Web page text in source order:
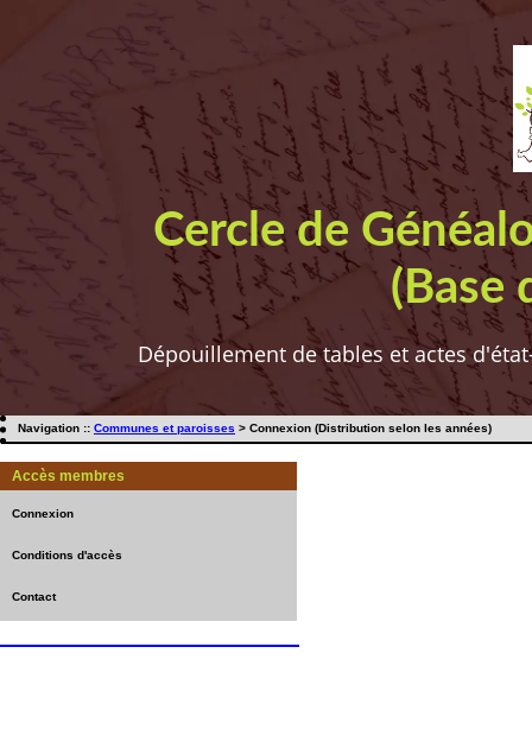
Cercle de
(Base
Dépouillement de tables et actes
Navigation :: Communes et paroisses > Connexion (Distribution selon les années)
Accès membres
Connexion
Conditions d'accès
Contact